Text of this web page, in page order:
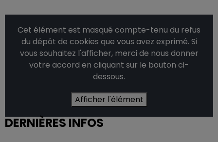
Cet élément est masqué compte-tenu du refus
du dépôt de cookies que vous avez exprimé. Si
vous souhaitez l'afficher, merci de nous donner
votre accord en cliquant sur le bouton ci-
dessous.
Afficher l'élément
DERNIÈRES INFOS